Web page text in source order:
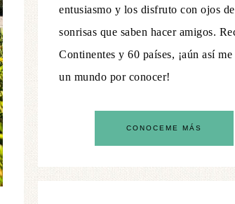
entusiasmo y los disfruto con ojos
sonrisas que saben hacer amigos.
Continentes y 60 países, ¡aún así me
un mundo por conocer!
CONOCEME MÁS